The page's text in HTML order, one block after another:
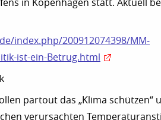
in Kopenhagen statt. Aktuell
index.php/200912074398/MM-
ist-ein-Betrug.html
partout das „Klima schützen“
verursachten